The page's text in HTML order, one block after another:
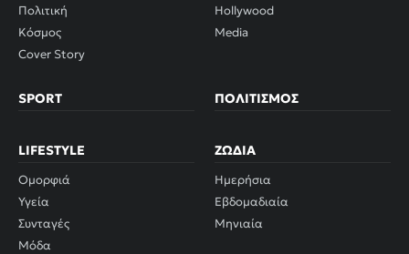
Πολιτική
Κόσμος
Cover Story
Hollywood
Media
SPORT ΠΟΛΙΤΙΣΜΌΣ
LIFESTYLE
Ομορφιά
Υγεία
Συνταγές
Μόδα
ΖΏΔΙΑ
Ημερήσια
Εβδομαδιαία
Μηνιαία